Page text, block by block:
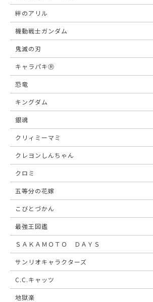
絆のアリル
機動戦士ガンダム
鬼滅の刃
キャラパキⓇ
恐竜
キングダム
銀魂
クリィミーマミ
クレヨンしんちゃん
クロミ
五等分の花嫁
こびとづかん
最強王図鑑
ＳＡＫＡＭＯＴＯ ＤＡＹＳ
サンリオキャラクターズ
C.C.キャッツ
地獄楽